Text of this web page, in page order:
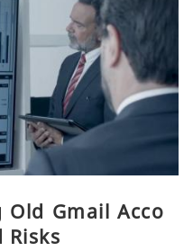
Gmail Acco